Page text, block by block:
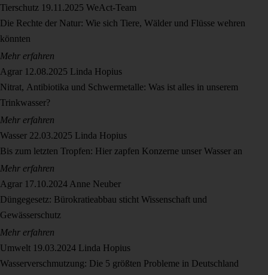
Tierschutz 19.11.2025 WeAct-Team
Die Rechte der Natur: Wie sich Tiere, Wälder und Flüsse wehren
könnten
Mehr erfahren
Agrar 12.08.2025 Linda Hopius
Nitrat, Antibiotika und Schwermetalle: Was ist alles in unserem
Trinkwasser?
Mehr erfahren
Wasser 22.03.2025 Linda Hopius
Bis zum letzten Tropfen: Hier zapfen Konzerne unser Wasser an
Mehr erfahren
Agrar 17.10.2024 Anne Neuber
Düngegesetz: Bürokratieabbau sticht Wissenschaft und
Gewässerschutz
Mehr erfahren
Umwelt 19.03.2024 Linda Hopius
Wasserverschmutzung: Die 5 größten Probleme in Deutschland